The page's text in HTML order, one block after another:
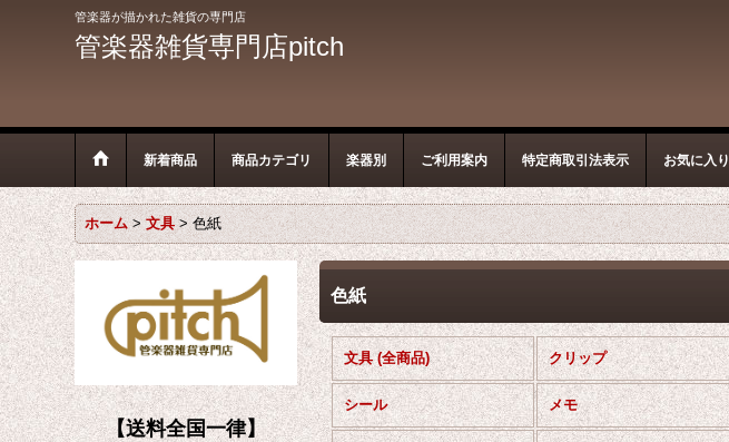
管楽器が描かれた雑貨の専門店
管楽器雑貨専門店pitch
新着商品 商品カテゴリ 楽器別 ご利用案内 特定商取引法表示 お気に入り
ホーム > 文具 > 色紙
【送料全国一律】
色紙
文具 (全商品) クリップ
シール メモ